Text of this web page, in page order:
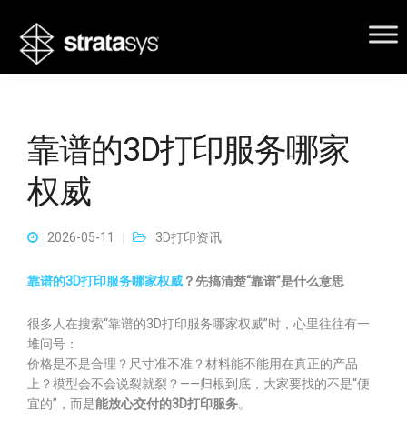
靠谱的3D打印服务哪家
权威
2026-05-11 3D打印资讯
靠谱的3D打印服务哪家权威 ？先搞清楚“靠谱”是什么意思
很多人在搜索“靠谱的3D打印服务哪家权威”时，心里往往有一
堆问号：
价格是不是合理？尺寸准不准？材料能不能用在真正的产品
上？模型会不会说裂就裂？——归根到底，大家要找的不是“便
宜的”，而是能放心交付的3D打印服务。